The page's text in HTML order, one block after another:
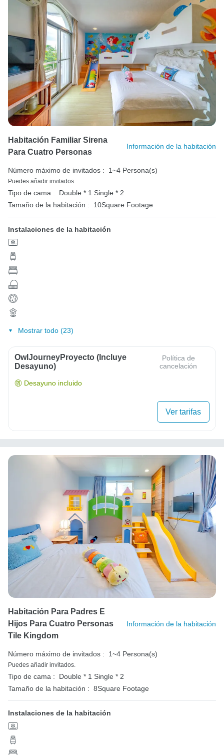
Habitación Familiar Sirena
Para Cuatro Personas
Información de la habitación
Número máximo de invitados : 1~4 Persona(s)
Puedes añadir invitados.
Tipo de cama : Double * 1 Single * 2
Tamaño de la habitación :
10Square Footage
Instalaciones de la habitación
Mostrar todo (23)
OwlJourneyProyecto (Incluye
Desayuno)
Política de
cancelación
Desayuno incluido
Ver tarifas
Habitación Para Padres E
Hijos Para Cuatro Personas
Tile Kingdom
Información de la habitación
Número máximo de invitados : 1~4 Persona(s)
Puedes añadir invitados.
Tipo de cama : Double * 1 Single * 2
Tamaño de la habitación : 8Square Footage
Instalaciones de la habitación